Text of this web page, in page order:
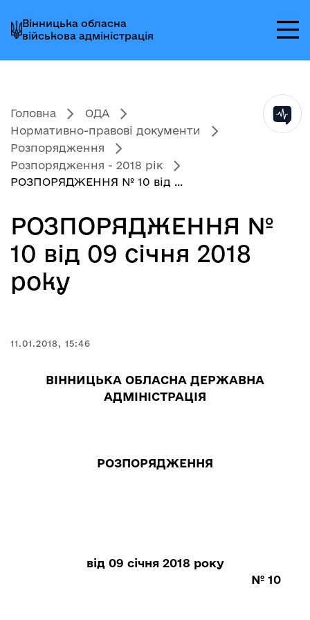
до
головного
меню
до
головного
вмісту
до
головного
колонтитула
Вінницька обласна
військова адміністрація
Головна
ОДА
Нормативно-правові документи
Розпорядження
Розпорядження - 2018 рік
РОЗПОРЯДЖЕННЯ № 10 від ...
РОЗПОРЯДЖЕННЯ №
10 від 09 січня 2018
року
11.01.2018, 15:46
ВІННИЦЬКА ОБЛАСНА ДЕРЖАВНА
АДМІНІСТРАЦІЯ
РОЗПОРЯДЖЕННЯ
від 09 січня 2018 року
№ 10